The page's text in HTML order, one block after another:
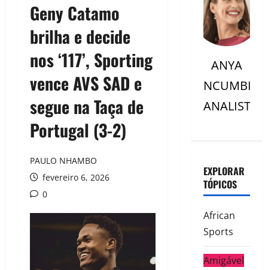
Geny Catamo
brilha e decide
nos ‘117’, Sporting
vence AVS SAD e
segue na Taça de
Portugal (3-2)
PAULO NHAMBO
fevereiro 6, 2026
0
ANYA
NCUMBI
ANALISTC
EXPLORAR
TÓPICOS
African
Sports
Amigável